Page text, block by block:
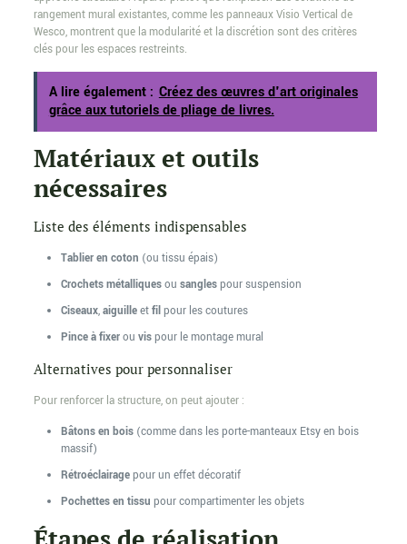
rangement mural existantes, comme les panneaux Visio Vertical de
Wesco, montrent que la modularité et la discrétion sont des critères
clés pour les espaces restreints.
A lire également : Créez des œuvres d'art originales
grâce aux tutoriels de pliage de livres.
Matériaux et outils
nécessaires
Liste des éléments indispensables
Tablier en coton (ou tissu épais)
Crochets métalliquesou sanglespour suspension
Ciseaux,aiguilleetfilpour les coutures
Pince à fixerou vispour le montage mural
Alternatives pour personnaliser
Pour renforcer la structure, on peut ajouter :
Bâtons en bois(comme dans les porte-manteaux Etsy en bois
massif)
Rétroéclairagepour un effet décoratif
Pochettes en tissu pour compartimenter les objets